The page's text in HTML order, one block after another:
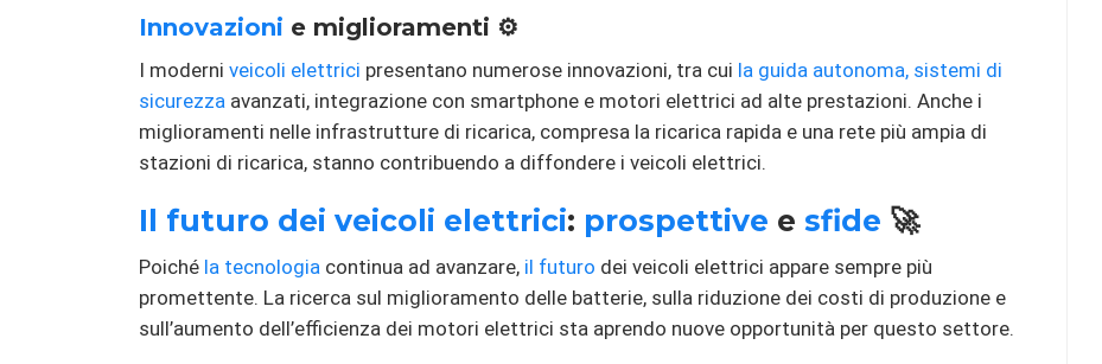
Innovazioni e miglioramenti ⚙️
I moderni veicoli elettrici presentano numerose innovazioni, tra cui la guida autonoma, sistemi di
sicurezza avanzati, integrazione con smartphone e motori elettrici ad alte prestazioni. Anche i
miglioramenti nelle infrastrutture di ricarica, compresa la ricarica rapida e una rete più ampia di
stazioni di ricarica, stanno contribuendo a diffondere i veicoli elettrici.
Il futuro dei veicoli elettrici: prospettive e sfide 🚀
Poiché la tecnologia continua ad avanzare, il futuro dei veicoli elettrici appare sempre più
promettente. La ricerca sul miglioramento delle batterie, sulla riduzione dei costi di produzione e
sull’aumento dell’efficienza dei motori elettrici sta aprendo nuove opportunità per questo settore.